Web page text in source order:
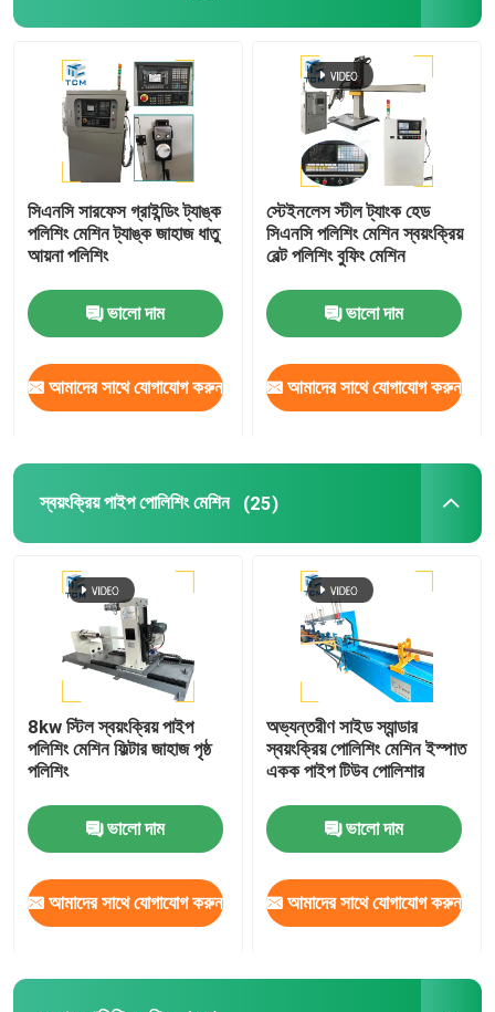
সিএনসি সারফেস গ্রাইন্ডিং ট্যাঙ্ক
পলিশিং মেশিন ট্যাঙ্ক জাহাজ ধাতু
আয়না পলিশিং
ভালো দাম
আমাদের সাথে যোগাযোগ করুন
স্টেইনলেস স্টীল ট্যাংক হেড
সিএনসি পলিশিং মেশিন স্বয়ংক্রিয়
বেল্ট পলিশিং বুফিং মেশিন
ভালো দাম
আমাদের সাথে যোগাযোগ করুন
স্বয়ংক্রিয় পাইপ পোলিশিং মেশিন (25)
8kw স্টিল স্বয়ংক্রিয় পাইপ
পলিশিং মেশিন ফিল্টার জাহাজ পৃষ্ঠ
পলিশিং
ভালো দাম
আমাদের সাথে যোগাযোগ করুন
অভ্যন্তরীণ সাইড স্যান্ডার
স্বয়ংক্রিয় পোলিশিং মেশিন ইস্পাত
একক পাইপ টিউব পোলিশার
ভালো দাম
আমাদের সাথে যোগাযোগ করুন